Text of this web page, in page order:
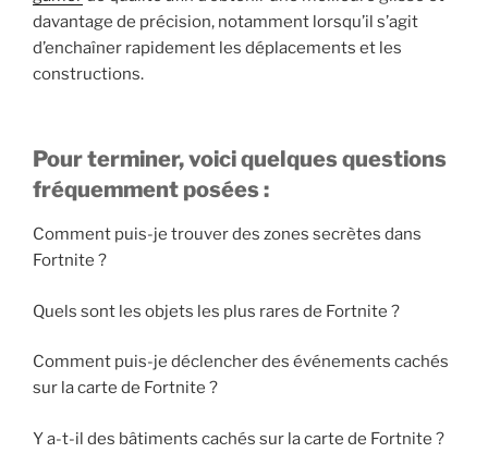
davantage de précision, notamment lorsqu’il s’agit
d’enchaîner rapidement les déplacements et les
constructions.
Pour terminer, voici quelques questions
fréquemment posées :
Comment puis-je trouver des zones secrètes dans
Fortnite ?
Quels sont les objets les plus rares de Fortnite ?
Comment puis-je déclencher des événements cachés
sur la carte de Fortnite ?
Y a-t-il des bâtiments cachés sur la carte de Fortnite ?